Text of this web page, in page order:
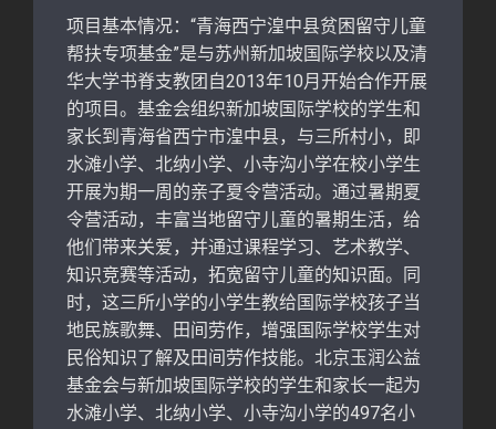
项目基本情况：“青海西宁湟中县贫困留守儿童
帮扶专项基金”是与苏州新加坡国际学校以及清
华大学书脊支教团自2013年10月开始合作开展
的项目。基金会组织新加坡国际学校的学生和
家长到青海省西宁市湟中县，与三所村小，即
水滩小学、北纳小学、小寺沟小学在校小学生
开展为期一周的亲子夏令营活动。通过暑期夏
令营活动，丰富当地留守儿童的暑期生活，给
他们带来关爱，并通过课程学习、艺术教学、
知识竞赛等活动，拓宽留守儿童的知识面。同
时，这三所小学的小学生教给国际学校孩子当
地民族歌舞、田间劳作，增强国际学校学生对
民俗知识了解及田间劳作技能。北京玉润公益
基金会与新加坡国际学校的学生和家长一起为
水滩小学、北纳小学、小寺沟小学的497名小